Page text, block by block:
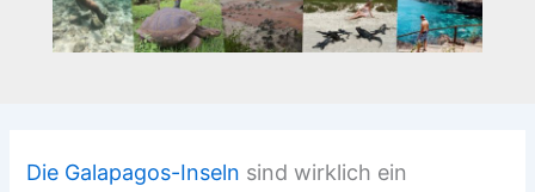
Die Galapagos-Inseln sind wirklich ein